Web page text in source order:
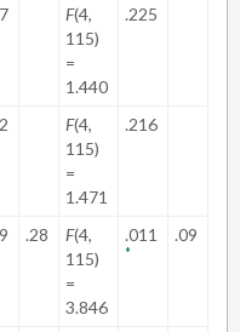
F(4,
115)
=
1.440
.225
F(4,
115)
=
1.471
.216
.28 F(4,
115)
=
3.846
.011
*
.09